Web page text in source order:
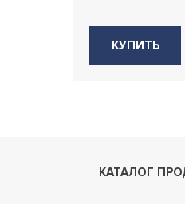
КУПИТЬ
КАТАЛОГ